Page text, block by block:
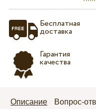
Бесплатная
доставка
Гарантия
качества
Описание Вопрос-